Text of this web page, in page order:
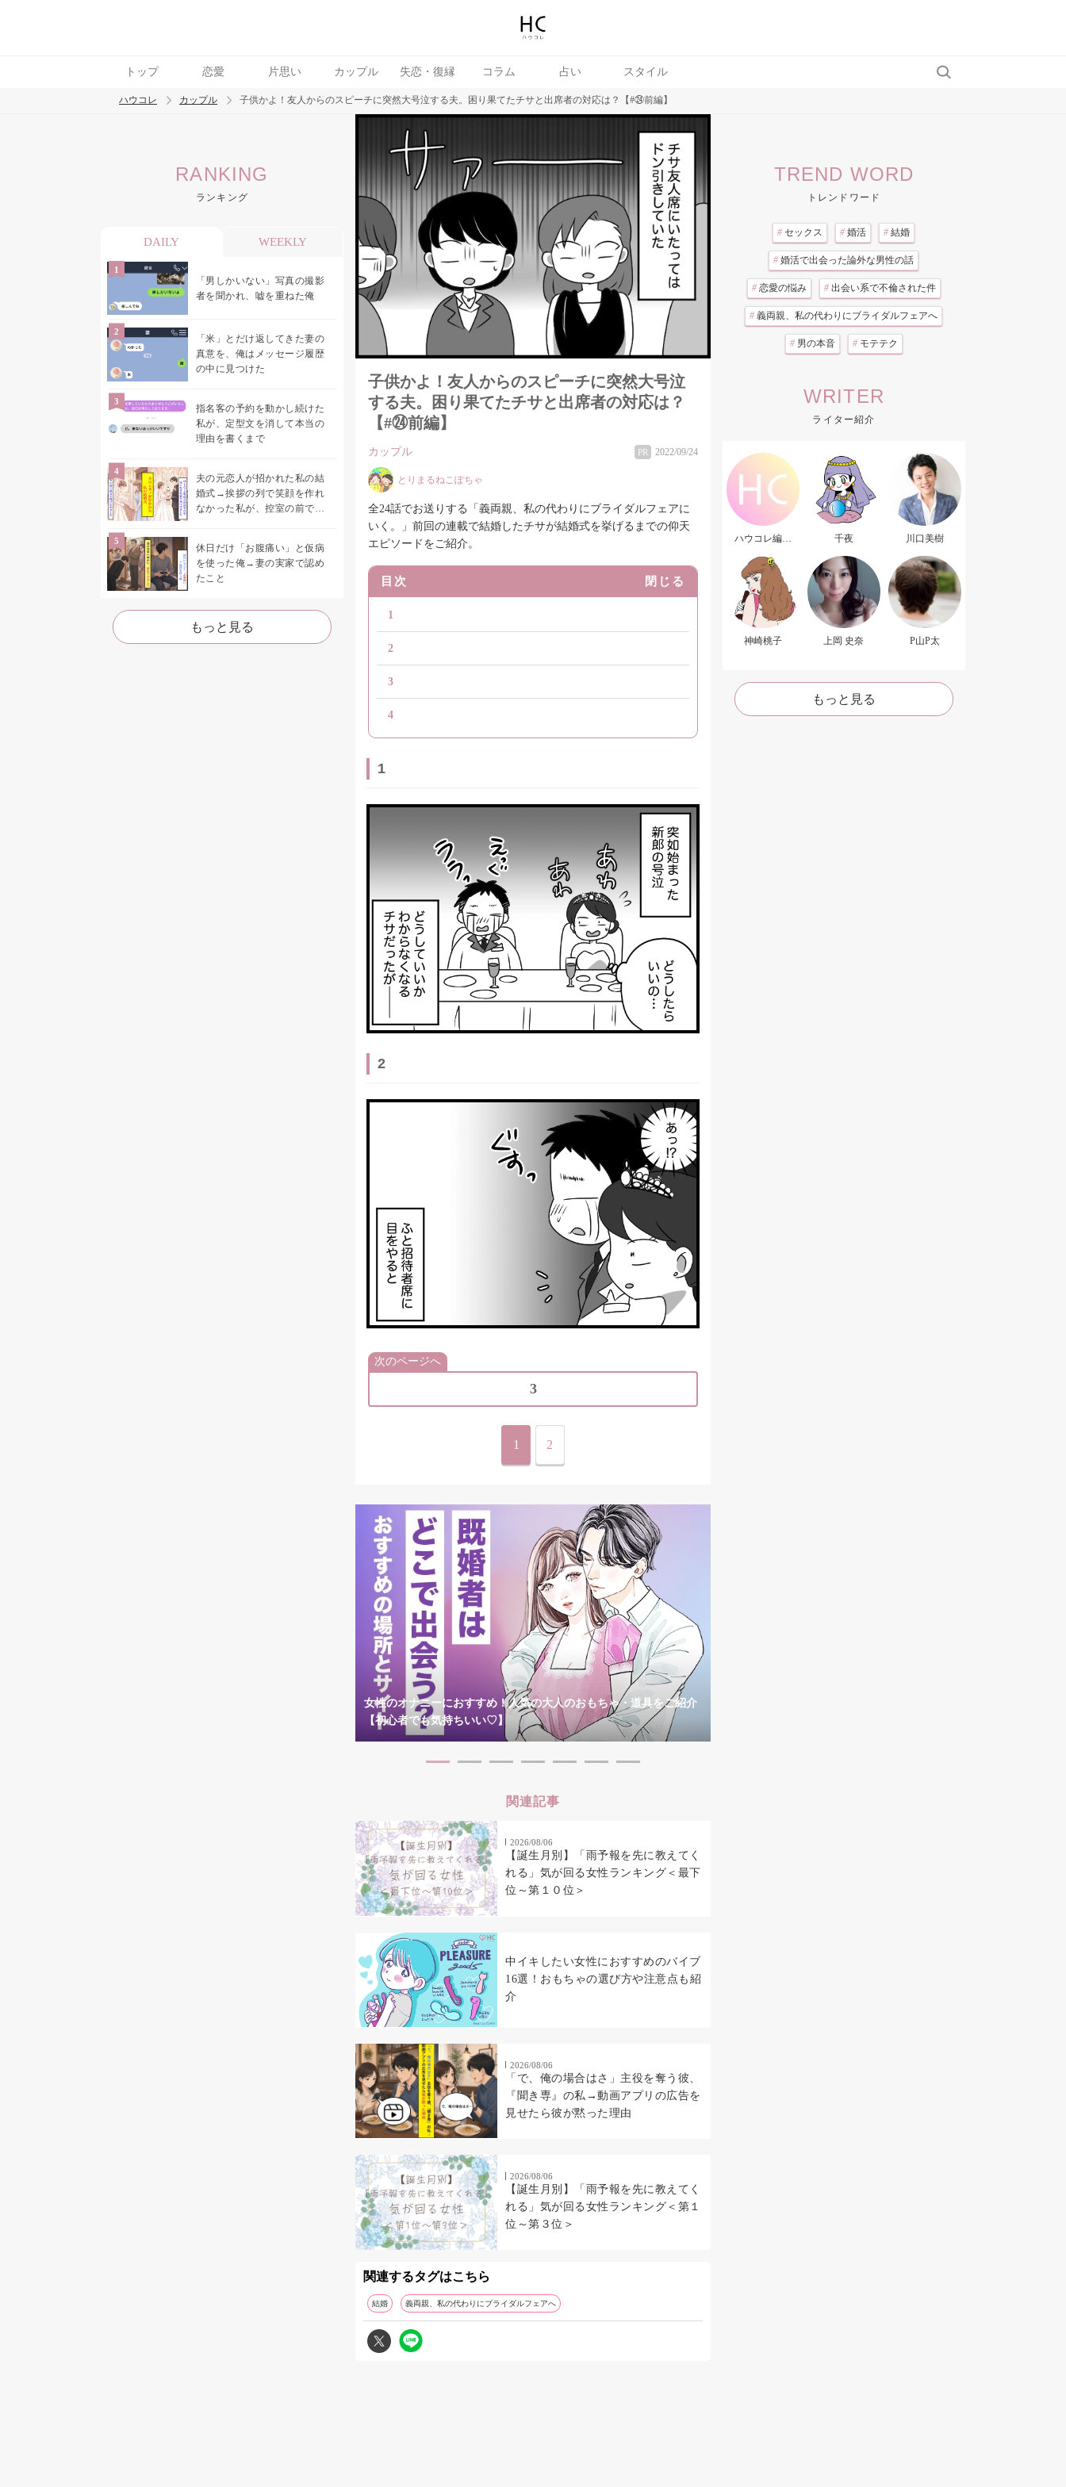
トップ 恋愛 片思い カップル 失恋・復縁 コラム 占い スタイル
トレンド ワード
ハウコレ カップル 子供かよ！友人からのスピーチに突然大号泣する夫。困り果てたチサと出席者の対応は？【#㉔前編】
RANKING
ランキング
DAILY WEEKLY
「男しかいない」写真の撮影
者を聞かれ、嘘を重ねた俺
「米」とだけ返してきた妻の
真意を、俺はメッセージ履歴
の中に見つけた
指名客の予約を動かし続けた
私が、定型文を消して本当の
理由を書くまで
夫の元恋人が招かれた私の結
婚式→挨拶の列で笑顔を作れ
なかった私が、控室の前で彼
休日だけ「お腹痛い」と仮病
を使った俺→妻の実家で認め
たこと
もっと見る
子供かよ！友人からのスピーチに突然大号泣
する夫。困り果てたチサと出席者の対応は？
【#㉔前編】
カップル PR 2022/09/24
とりまるねこぽちゃ
全24話でお送りする「義両親、私の代わりにブライダルフェアに
いく。」前回の連載で結婚したチサが結婚式を挙げるまでの仰天
エピソードをご紹介。
目次 閉じる
1
2
3
4
1
2
次のページへ
3
1 2
女性のオナニーにおすすめ！人気の大人のおもちゃ・道具をご紹介
【初心者でも気持ちいい♡】
関連記事
2026/08/06
【誕生月別】「雨予報を先に教えてく
れる」気が回る女性ランキング＜最下
位～第１０位＞
中イキしたい女性におすすめのバイブ
16選！おもちゃの選び方や注意点も紹
介
2026/08/06
「で、俺の場合はさ」主役を奪う彼、
『聞き専』の私→動画アプリの広告を
見せたら彼が黙った理由
2026/08/06
【誕生月別】「雨予報を先に教えてく
れる」気が回る女性ランキング＜第１
位～第３位＞
関連するタグはこちら
結婚 義両親、私の代わりにブライダルフェアへ
TREND WORD
トレンドワード
# セックス # 婚活 # 結婚
# 婚活で出会った論外な男性の話
# 恋愛の悩み # 出会い系で不倫された件
# 義両親、私の代わりにブライダルフェアへ
# 男の本音 # モテテク
WRITER
ライター紹介
ハウコレ編集
千夜 川口美樹
神崎桃子 上岡 史奈 P山P太
もっと見る